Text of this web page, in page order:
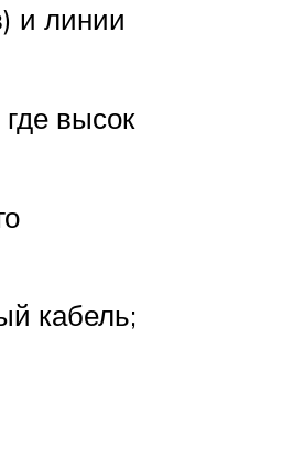
и линии
высок
кабель;